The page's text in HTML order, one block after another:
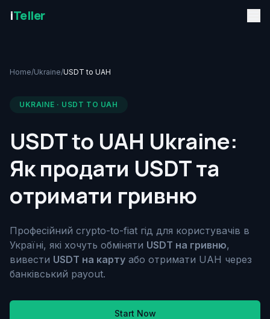
iTeller
Home/Ukraine/USDT to UAH
UKRAINE · USDT TO UAH
USDT to UAH Ukraine:
Як продати USDT та
отримати гривню
Професійний crypto-to-fiat гід для користувачів в
Україні, які хочуть обміняти USDT на гривню,
вивести USDT на карту або отримати UAH через
банківський payout.
Start Now